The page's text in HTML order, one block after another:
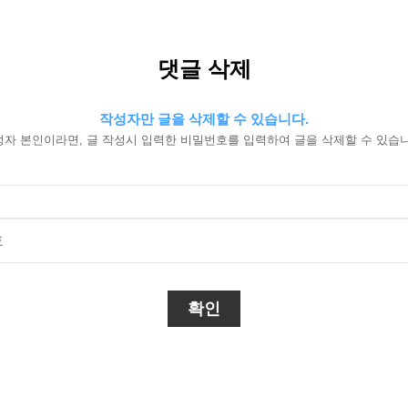
댓글 삭제
작성자만 글을 삭제할 수 있습니다.
자 본인이라면, 글 작성시 입력한 비밀번호를 입력하여 글을 삭제할 수 있습